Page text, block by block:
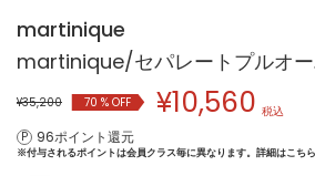
martinique
martinique/セパレートプルオ
¥35,200 70% OFF ¥10,560 税込
96ポイント還元
※付与されるポイントは会員クラス毎に異なります。 詳細はこちら